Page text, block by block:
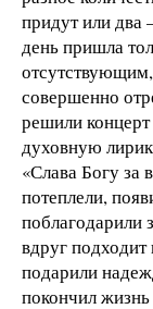
придут или два
день пришла
совершенно
решили
духовную
«Слава Богу за
потеплели,
поблагодарили
вдруг
подарили
покончил